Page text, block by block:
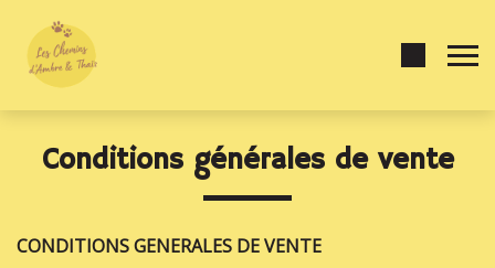
Conditions générales de vente
CONDITIONS GENERALES DE VENTE